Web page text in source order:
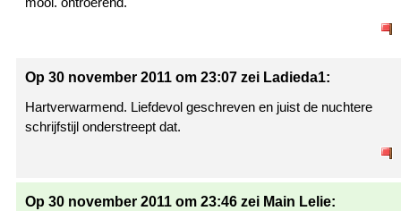
Op 30 november 2011 om 23:07 zei Ladieda1:
Hartverwarmend. Liefdevol geschreven en juist de nuchtere
schrijfstijl onderstreept dat.
Op 30 november 2011 om 23:46 zei Main Lelie: